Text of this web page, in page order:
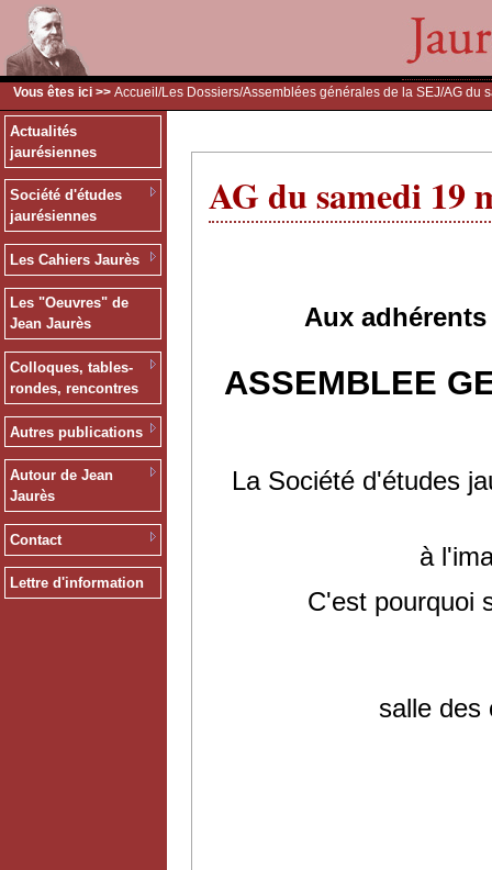
Vous êtes ici >> Accueil /Les Dossiers/Assemblées générales de la SEJ/AG du
Actualités
jaurésiennes
Société d'études
jaurésiennes
Les Cahiers Jaurès
Les "Oeuvres" de
Jean Jaurès
Colloques, tables-
rondes, rencontres
Autres publications
Autour de Jean
Jaurès
Contact
Lettre d'information
AG du samedi 19
Aux
ASSEMBLEE
La Société d'études
à
C'est pourquoi
salle des